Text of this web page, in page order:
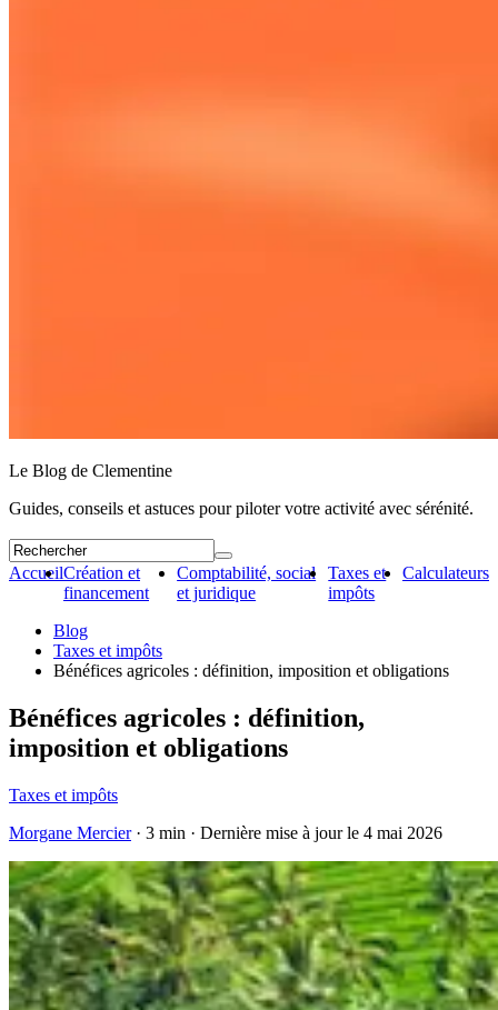
Le Blog de Clementine
Guides, conseils et astuces pour piloter votre activité avec sérénité.
AccueilCréation et
financement
Comptabilité, social
et juridique
Taxes et
impôts
Calculateurs
Blog
Taxes et impôts
Bénéfices agricoles : définition, imposition et obligations
Bénéfices agricoles : définition,
imposition et obligations
Taxes et impôts
Morgane Mercier· 3 min · Dernière mise à jour le 4 mai 2026